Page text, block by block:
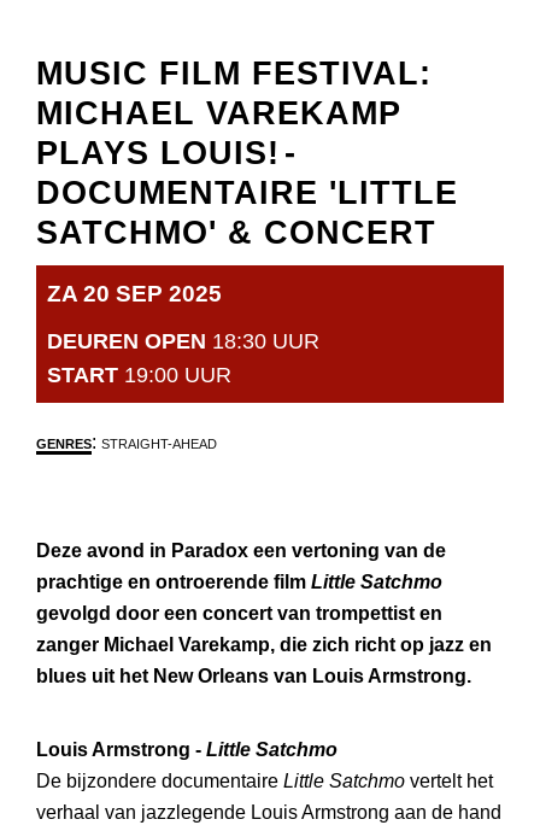
MUSIC FILM FESTIVAL:
MICHAEL VAREKAMP
PLAYS LOUIS! -
DOCUMENTAIRE 'LITTLE
SATCHMO' & CONCERT
ZA 20 SEP 2025
DEUREN OPEN 18:30 UUR
START 19:00 UUR
GENRES: STRAIGHT-AHEAD
Deze avond in Paradox een vertoning van de
prachtige en ontroerende film Little Satchmo
gevolgd door een concert van trompettist en
zanger Michael Varekamp, die zich richt op jazz en
blues uit het New Orleans van Louis Armstrong.
Louis Armstrong - Little Satchmo
De bijzondere documentaire Little Satchmo vertelt het
verhaal van jazzlegende Louis Armstrong aan de hand